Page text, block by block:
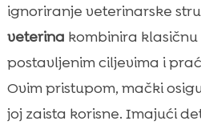
ignoriranje veterinarske
veterina kombinira
postavljenim ciljevima i
Ovim pristupom, mački
joj zaista korisne. Imajući